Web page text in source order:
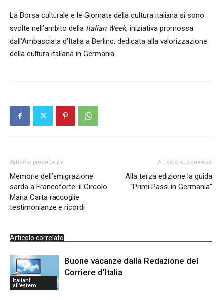
La Borsa culturale e le Giornate della cultura italiana si sono
svolte nell’ambito della Italian Week, iniziativa promossa
dall’Ambasciata d’Italia a Berlino, dedicata alla valorizzazione
della cultura italiana in Germania.
Articolo precedente
Memorie dell’emigrazione
sarda a Francoforte: il Circolo
Maria Carta raccoglie
testimonianze e ricordi
Articolo successivo
Alla terza edizione la guida
“Primi Passi in Germania”
Articolo correlato
Italiani
all'estero
Buone vacanze dalla Redazione del
Corriere d’Italia